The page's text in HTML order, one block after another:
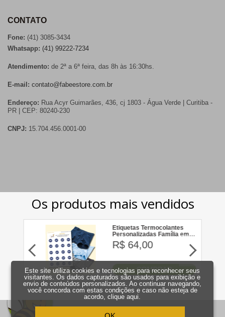
CONTATO
Fone: (41) 3085-3434
Whatsapp: (41) 99222-7234
Atendimento: de 2ª a 6ª feira, das 8h às 16:30hs.
E-mail: contato@fabeestore.com.br
Endereço: Rua Acyr Guimarães, 436, cj 1803 - Água Verde | Curitiba -
PR | CEP: 80240-230
CNPJ: 15.704.456.0001-00
Este site utiliza cookies e tecnologias para reconhecer seus
visitantes. Os dados capturados são usados para exibição e
envio de conteúdos personalizados. Ao continuar navegando,
você concorda com estas condições e caso não esteja de
acordo,clique aqui.